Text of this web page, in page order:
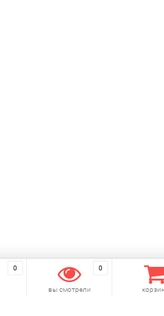
0 0
вы смотрели